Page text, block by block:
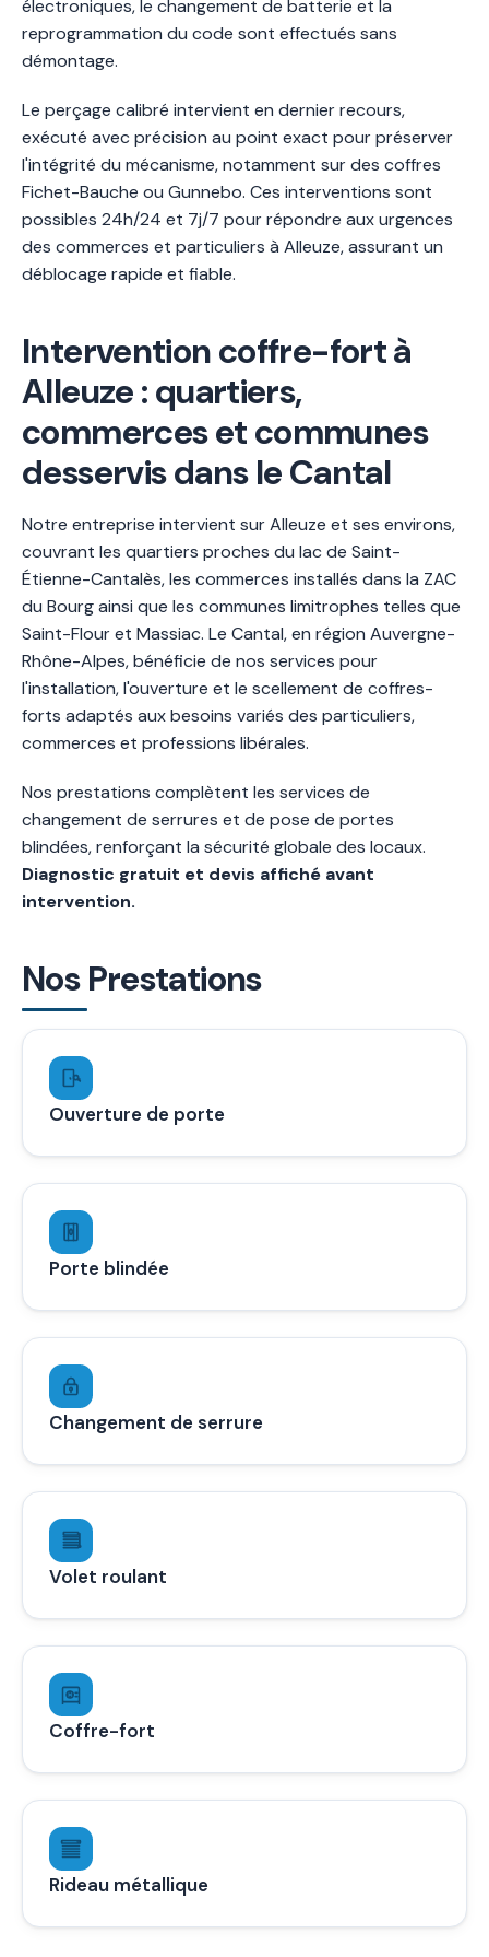
électroniques, le changement de batterie et la
reprogrammation du code sont effectués sans
démontage.
Le perçage calibré intervient en dernier recours,
exécuté avec précision au point exact pour préserver
l'intégrité du mécanisme, notamment sur des coffres
Fichet-Bauche ou Gunnebo. Ces interventions sont
possibles 24h/24 et 7j/7 pour répondre aux urgences
des commerces et particuliers à Alleuze, assurant un
déblocage rapide et fiable.
Intervention coffre-fort à
Alleuze : quartiers,
commerces et communes
desservis dans le Cantal
Notre entreprise intervient sur Alleuze et ses environs,
couvrant les quartiers proches du lac de Saint-
Étienne-Cantalès, les commerces installés dans la ZAC
du Bourg ainsi que les communes limitrophes telles que
Saint-Flour et Massiac. Le Cantal, en région Auvergne-
Rhône-Alpes, bénéficie de nos services pour
l'installation, l'ouverture et le scellement de coffres-
forts adaptés aux besoins variés des particuliers,
commerces et professions libérales.
Nos prestations complètent les services de
changement de serrures et de pose de portes
blindées, renforçant la sécurité globale des locaux.
Diagnostic gratuit et devis affiché avant
intervention.
Nos Prestations
Ouverture de porte
Porte blindée
Changement de serrure
Volet roulant
Coffre-fort
Rideau métallique